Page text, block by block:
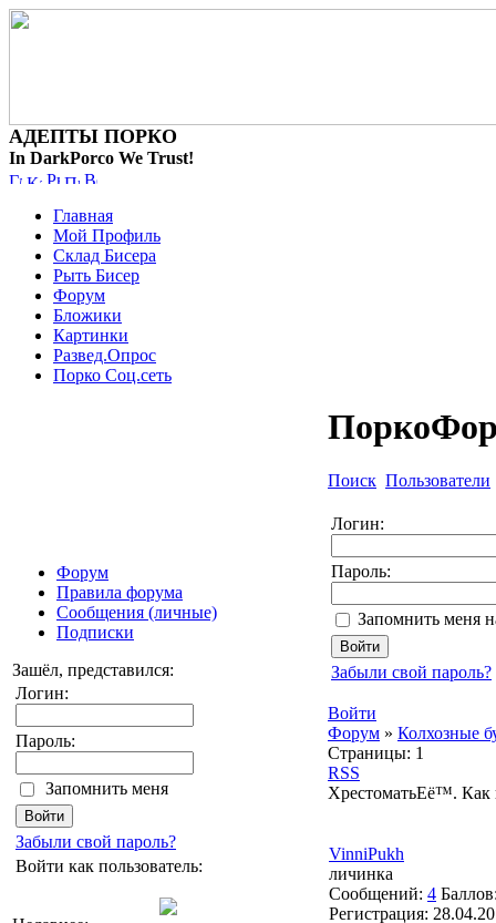
АДЕПТЫ ПОРКО
In DarkPorco We Trust!
Главная
Мой Профиль
Склад Бисера
Рыть Бисер
Форум
Бложики
Картинки
Развед.Опрос
Порко Соц.сеть
Форум
Правила форума
Сообщения (личные)
Подписки
Зашёл, представился:
Логин:
Пароль:
Запомнить меня
Забыли свой пароль?
Войти как пользователь:
Поиск Пользователи
Логин:
Пароль:
Запомнить меня
Забыли свой пароль?
Войти
Форум » Колхозные
Страницы: 1
RSS
ХрестоматьЕё™. Как
VinniPukh
личинка
Сообщений: 4
Регистрация: